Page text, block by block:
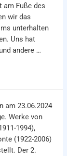
am Fuße des
wir das
unterhalten
Uns hat
andere …
am 23.06.2024
Werke von
1994),
(1922-2006)
Der 2.